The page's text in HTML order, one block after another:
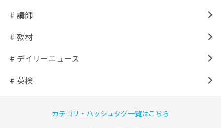
# 講師
# 教材
# デイリーニュース
# 英検
カテゴリ・ハッシュタグ一覧はこちら